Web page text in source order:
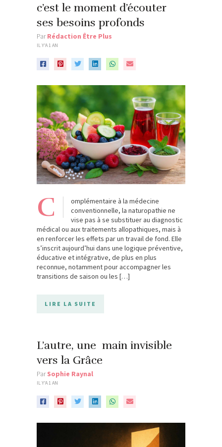
c’est le moment d’écouter
ses besoins profonds
ParRédaction Être Plus
IL Y'A 1 AN
C
omplémentaire à la médecine
conventionnelle, la naturopathie ne
vise pas à se substituer au diagnostic
médical ou aux traitements allopathiques, mais à
en renforcer les effets par un travail de fond. Elle
s’inscrit aujourd’hui dans une logique préventive,
éducative et intégrative, de plus en plus
reconnue, notamment pour accompagner les
transitions de saison ou les […]
LIRE LA SUITE
L’autre, une main invisible
vers la Grâce
ParSophie Raynal
IL Y'A 1 AN